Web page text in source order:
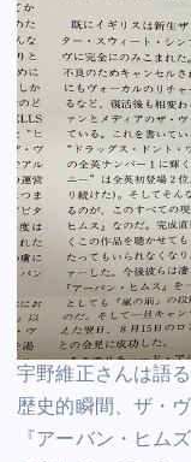
宇野維正さんは語
歴史的瞬間、ザ・
『アーバン・ヒム